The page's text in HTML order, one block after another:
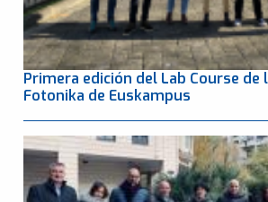
Primera edición del Lab Course de
Fotonika de Euskampus